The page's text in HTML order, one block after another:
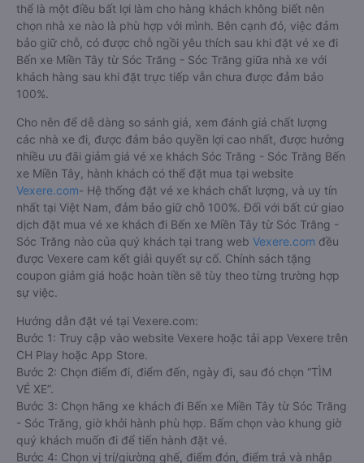
thể là một điều bất lợi làm cho hàng khách không biết nên
chọn nhà xe nào là phù hợp với mình. Bên cạnh đó, việc đảm
bảo giữ chỗ, có được chỗ ngồi yêu thích sau khi đặt vé xe đi
Bến xe Miền Tây từ Sóc Trăng - Sóc Trăng giữa nhà xe với
khách hàng sau khi đặt trực tiếp vẫn chưa được đảm bảo
100%.
Cho nên để dễ dàng so sánh giá, xem đánh giá chất lượng
các nhà xe đi, được đảm bảo quyền lợi cao nhất, được hưởng
nhiều ưu đãi giảm giá vé xe khách Sóc Trăng - Sóc Trăng Bến
xe Miền Tây, hành khách có thể đặt mua tại website
Vexere.com- Hệ thống đặt vé xe khách chất lượng, và uy tín
nhất tại Việt Nam, đảm bảo giữ chỗ 100%. Đối với bất cứ giao
dịch đặt mua vé xe khách đi Bến xe Miền Tây từ Sóc Trăng -
Sóc Trăng nào của quý khách tại trang web Vexere.com đều
được Vexere cam kết giải quyết sự cố. Chính sách tặng
coupon giảm giá hoặc hoàn tiền sẽ tùy theo từng trường hợp
sự việc.
Hướng dẫn đặt vé tại Vexere.com:
Bước 1: Truy cập vào website Vexere hoặc tải app Vexere trên
CH Play hoặc App Store.
Bước 2: Chọn điểm đi, điểm đến, ngày đi, sau đó chọn “TÌM
VÉ XE”.
Bước 3: Chọn hãng xe khách đi Bến xe Miền Tây từ Sóc Trăng
- Sóc Trăng, giờ khởi hành phù hợp. Bấm chọn vào khung giờ
quý khách muốn đi để tiến hành đặt vé.
Bước 4: Chọn vị trí/giường ghế, điểm đón, điểm trả và nhập